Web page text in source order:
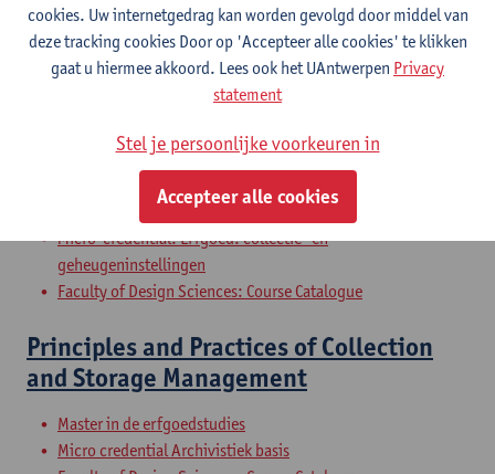
Bachelor in de conservatie-restauratie
Heritage: Basic Principles in Preventive
Master in de erfgoedstudies
Educatieve master in de ontwerpwetenschappen:
Micro-credential: Erfgoed: collectie- en
geheugeninstellingen
Faculty of Design Sciences: Course Catalogue
Principles and Practices of Collection
and Storage Management
Master in de erfgoedstudies
Micro credential Archivistiek basis
cookies. Uw internetgedrag kan worden gevolgd door middel van
deze tracking cookies Door op 'Accepteer alle cookies' te klikken
gaat u hiermee akkoord. Lees ook het UAntwerpen Privacy
statement
Stel je persoonlijke voorkeuren in
Accepteer alle cookies